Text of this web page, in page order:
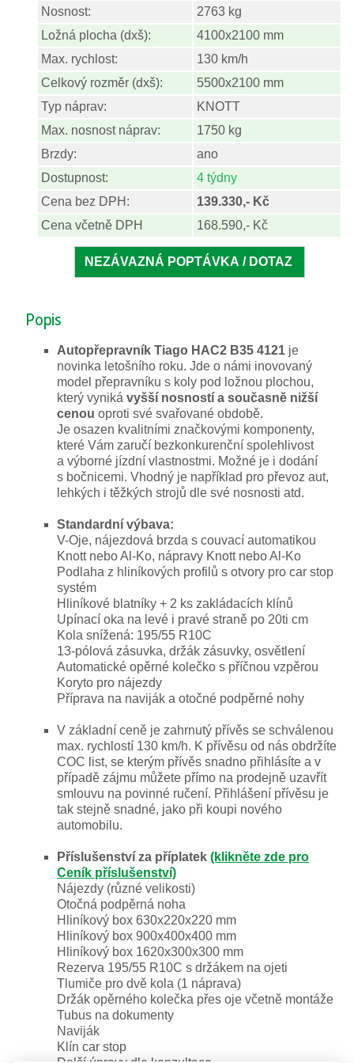
Nosnost:
2763 kg
Ložná plocha (dxš):
4100x2100 mm
Max. rychlost:
130 km/h
Celkový rozměr (dxš):
5500x2100 mm
Typ náprav:
KNOTT
Max. nosnost náprav:
1750 kg
Brzdy:
ano
Dostupnost:
4 týdny
Cena bez DPH:
139.330,- Kč
Cena včetně DPH
168.590,- Kč
Popis
Autopřepravník Tiago HAC2 B35 4121 je
novinka letošního roku. Jde o námi inovovaný
model přepravníku s koly pod ložnou plochou,
který vynikávyšší nosností a současně nižší
cenou oproti své svařované obdobě.
Je osazen kvalitními značkovými komponenty,
které Vám zaručí bezkonkurenční spolehlivost
a výborné jízdní vlastnostmi. Možné je i dodání
s bočnicemi. Vhodný je například pro převoz aut,
lehkých i těžkých strojů dle své nosnosti atd.
Standardní výbava:
V-Oje, nájezdová brzda s couvací automatikou
Knott nebo Al-Ko, nápravy Knott nebo Al-Ko
Podlaha z hliníkových profilů s otvory pro car stop
systém
Hliníkové blatníky + 2 ks zakládacích klínů
Upínací oka na levé i pravé straně po 20ti cm
Kola snížená: 195/55 R10C
13-pólová zásuvka, držák zásuvky, osvětlení
Automatické opěrné kolečko s příčnou vzpěrou
Koryto pro nájezdy
Příprava na naviják a otočné podpěrné nohy
V základní ceně je zahrnutý přívěs se schválenou
max. rychlostí 130 km/h. K přívěsu od nás obdržíte
COC list, se kterým přívěs snadno přihlásíte a v
případě zájmu můžete přímo na prodejně uzavřít
smlouvu na povinné ručení. Přihlášení přívěsu je
tak stejně snadné, jako při koupi nového
automobilu.
Příslušenství za příplatek(klikněte zde pro
Ceník příslušenství)
Nájezdy (různé velikosti)
Otočná podpěrná noha
Hliníkový box 630x220x220 mm
Hliníkový box 900x400x400 mm
Hliníkový box 1620x300x300 mm
Rezerva 195/55 R10C s držákem na ojeti
Tlumiče pro dvě kola (1 náprava)
Držák opěrného kolečka přes oje včetně montáže
Tubus na dokumenty
Naviják
Klín car stop